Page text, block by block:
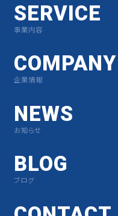
SERVICE
事業内容
COMPANY
企業情報
NEWS
お知らせ
BLOG
ブログ